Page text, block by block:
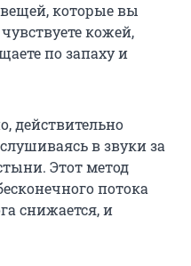
вещей, которые вы
кожей,
по запаху и
действительно
в звуки за
Этот метод
потока
снижается, и